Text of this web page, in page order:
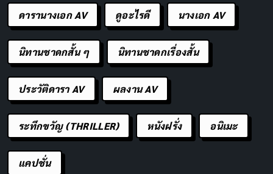
ในคืนวันลอยกระทง ผู้คนจะนำกระทงที่เตรียมไว้ไปลอยใน
คงคาและอธิษฐานขอสิ่งที่ดีงามในชีวิต เชื่อกันว่าการลอย
กระทงจะช่วยชำระล้างสิ่งสกปรกและมลภาวะในชีวิต และ
นำสิ่งที่ดีงามมาสู่ชีวิต
นางนพมาศ: แบบอย่างของสตรีไทยที่
สมบูรณ์
ดารานางเอก AV ดูอะไรดี นางเอก AV
นิทานชาดกสั้น ๆ นิทานชาดกเรื่องสั้น
ประวัติดารา AV ผลงาน AV
ระทึกขวัญ (THRILLER) หนังฝรั่ง อนิเมะ
แคปชั่น